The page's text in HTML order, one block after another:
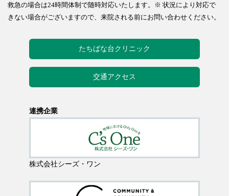
救急の場合は24時間体制で随時対応いたします。※ 状況により対応で
きない場合がございますので、来院される前にお問い合わせください。
たちばな台クリニック
交通アクセス
連携企業
株式会社シーズ・ワン